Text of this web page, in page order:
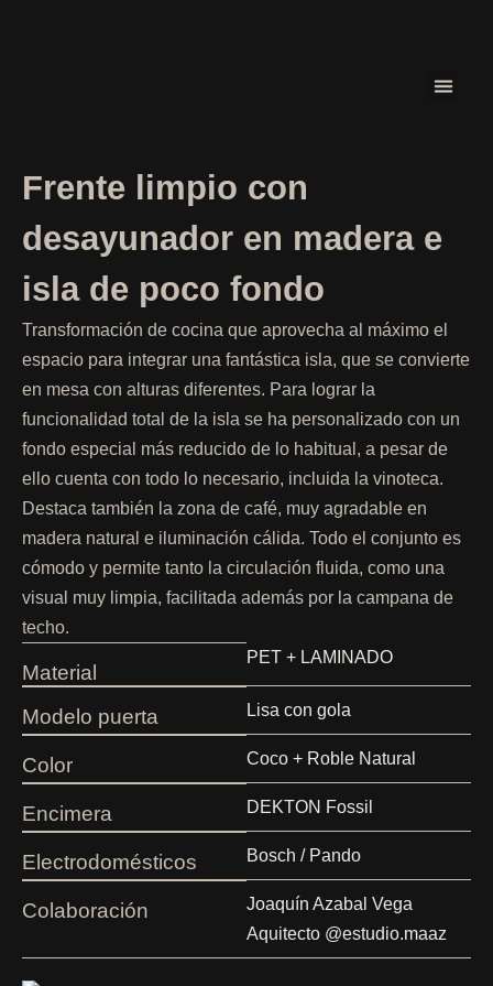
Frente limpio con
desayunador en madera e
isla de poco fondo
Transformación de cocina que aprovecha al máximo el
espacio para integrar una fantástica isla, que se convierte
en mesa con alturas diferentes. Para lograr la
funcionalidad total de la isla se ha personalizado con un
fondo especial más reducido de lo habitual, a pesar de
ello cuenta con todo lo necesario, incluida la vinoteca.
Destaca también la zona de café, muy agradable en
madera natural e iluminación cálida. Todo el conjunto es
cómodo y permite tanto la circulación fluida, como una
visual muy limpia, facilitada además por la campana de
techo.
Material
PET + LAMINADO
Modelo puerta Lisa con gola
Color Coco + Roble Natural
Encimera DEKTON Fossil
Electrodomésticos Bosch / Pando
Colaboración
Joaquín Azabal Vega
Aquitecto @estudio.maaz